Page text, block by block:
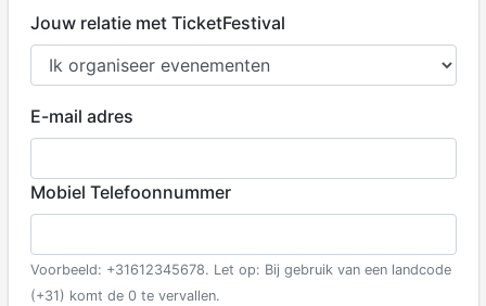
Jouw relatie met TicketFestival
E-mail adres
Mobiel Telefoonnummer
Voorbeeld: +31612345678. Let op: Bij gebruik van een landcode
(+31) komt de 0 te vervallen.